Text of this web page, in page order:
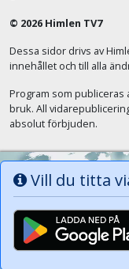
Vill du titta
© 2026 Himlen TV7
Dessa sidor drivs av
innehållet och till alla
Program som publiceras
bruk. All
absolut förbjuden.
Alla tungor
är Herren,